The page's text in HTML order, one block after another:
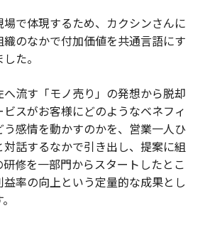
場で体現するため、カクシンさんに
のなかで付加価値を共通言語にす
た。
流す「モノ売り」の発想から脱却
スがお客様にどのようなベネフィ
う感情を動かすのかを、営業一人ひ
対話するなかで引き出し、提案に組
修を一部門からスタートしたとこ
率の向上という定量的な成果とし